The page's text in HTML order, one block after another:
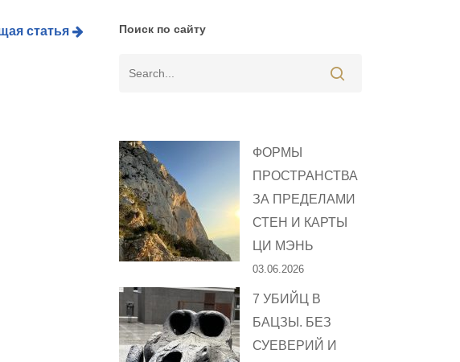
статья Поиск по сайту
ФОРМЫ
ПРОСТРАНСТВА
ЗА ПРЕДЕЛАМИ
СТЕН И КАРТЫ
ЦИ МЭНЬ
03.06.2026
7 УБИЙЦ В
БАЦЗЫ. БЕЗ
СУЕВЕРИЙ И